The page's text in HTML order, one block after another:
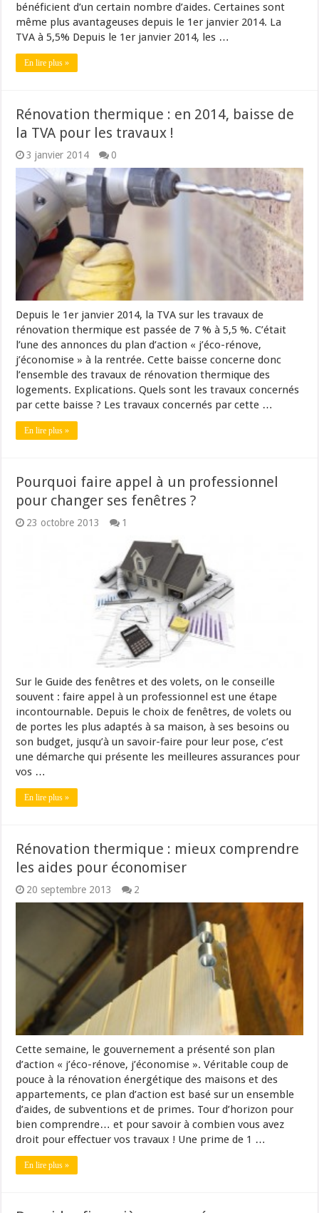
bénéficient d’un certain nombre d’aides. Certaines sont
même plus avantageuses depuis le 1er janvier 2014. La
TVA à 5,5% Depuis le 1er janvier 2014, les …
En lire plus »
Rénovation thermique : en 2014, baisse de
la TVA pour les travaux !
3 janvier 2014 0
Depuis le 1er janvier 2014, la TVA sur les travaux de
rénovation thermique est passée de 7 % à 5,5 %. C’était
l’une des annonces du plan d’action « j’éco-rénove,
j’économise » à la rentrée. Cette baisse concerne donc
l’ensemble des travaux de rénovation thermique des
logements. Explications. Quels sont les travaux concernés
par cette baisse ? Les travaux concernés par cette …
En lire plus »
Pourquoi faire appel à un professionnel
pour changer ses fenêtres ?
23 octobre 2013 1
Sur le Guide des fenêtres et des volets, on le conseille
souvent : faire appel à un professionnel est une étape
incontournable. Depuis le choix de fenêtres, de volets ou
de portes les plus adaptés à sa maison, à ses besoins ou
son budget, jusqu’à un savoir-faire pour leur pose, c’est
une démarche qui présente les meilleures assurances pour
vos …
En lire plus »
Rénovation thermique : mieux comprendre
les aides pour économiser
20 septembre 2013 2
Cette semaine, le gouvernement a présenté son plan
d’action « j’éco-rénove, j’économise ». Véritable coup de
pouce à la rénovation énergétique des maisons et des
appartements, ce plan d’action est basé sur un ensemble
d’aides, de subventions et de primes. Tour d’horizon pour
bien comprendre… et pour savoir à combien vous avez
droit pour effectuer vos travaux ! Une prime de 1 …
En lire plus »